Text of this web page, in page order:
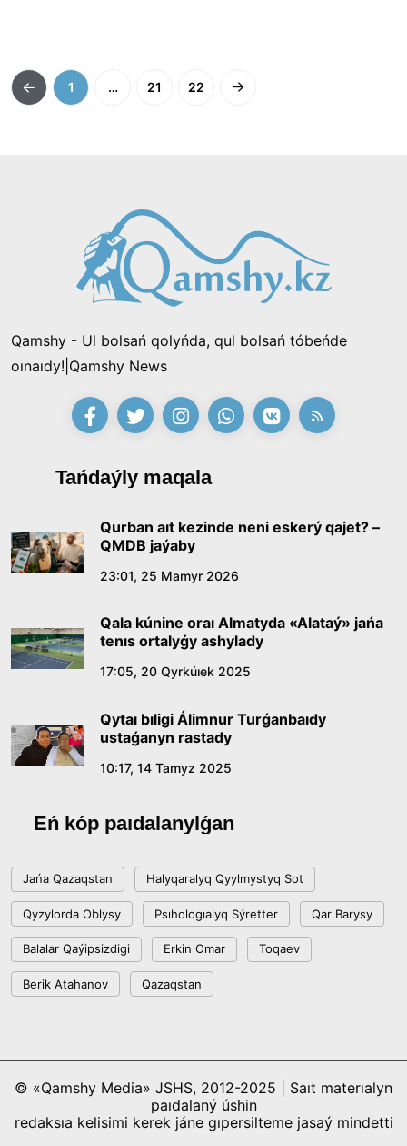
1 … 21 22
Qamshy - Ul bolsań qolyńda, qul bolsań tóbeńde
oınaıdy!|Qamshy News
Tańdaýly maqala
Qurban aıt kezinde neni eskerý qajet? –
QMDB jaýaby
23:01, 25 Mamyr 2026
Qala kúnine oraı Almatyda «Alataý» jańa
tenıs ortalyǵy ashylady
17:05, 20 Qyrkúıek 2025
Qytaı bıligi Álimnur Turǵanbaıdy
ustaǵanyn rastady
10:17, 14 Tamyz 2025
Eń kóp paıdalanylǵan
Jańa Qazaqstan Halyqaralyq Qyylmystyq Sot
Qyzylorda Oblysy Psıhologıalyq Sýretter Qar Barysy
Balalar Qaýipsizdigi Erkin Omar Toqaev
Berik Atahanov Qazaqstan
© «Qamshy Media» JSHS, 2012-2025 | Saıt materıalyn
paıdalaný úshin
redaksıa kelisimi kerek jáne gıpersilteme jasaý mindetti